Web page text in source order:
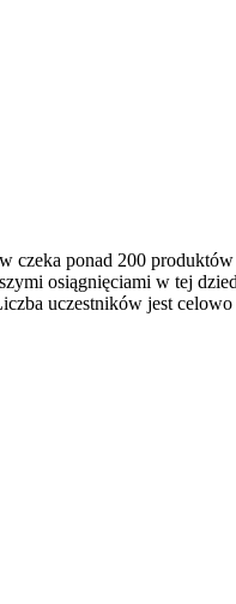
czeka ponad 200
osiągnięciami w tej
uczestników jest